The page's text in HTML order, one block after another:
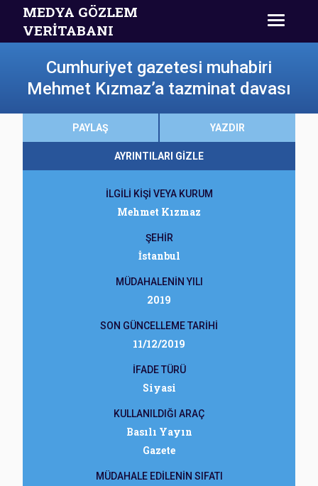
MEDYA GÖZLEM
VERİTABANI
Cumhuriyet gazetesi muhabiri
Mehmet Kızmaz’a tazminat davası
PAYLAŞ YAZDIR
AYRINTILARI GİZLE
İLGİLİ KİŞİ VEYA KURUM
Mehmet Kızmaz
ŞEHİR
İstanbul
MÜDAHALENİN YILI
2019
SON GÜNCELLEME TARİHİ
11/12/2019
İFADE TÜRÜ
Siyasi
KULLANILDIĞI ARAÇ
Basılı Yayın
Gazete
MÜDAHALE EDİLENİN SIFATI